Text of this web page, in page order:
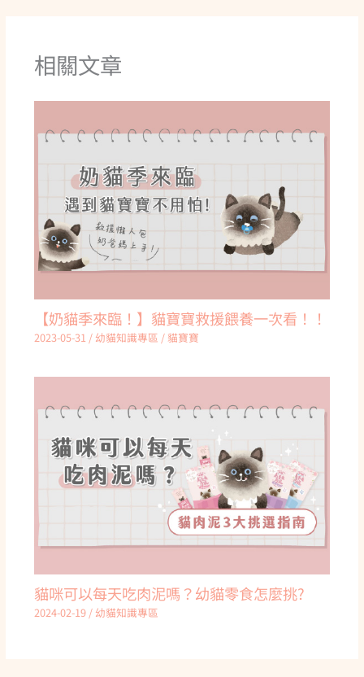
相關文章
【奶貓季來臨！】貓寶寶救援餵養一次看！！
2023-05-31 / 幼貓知識專區 /貓寶寶
貓咪可以每天吃肉泥嗎？幼貓零食怎麼挑?
2024-02-19 / 幼貓知識專區